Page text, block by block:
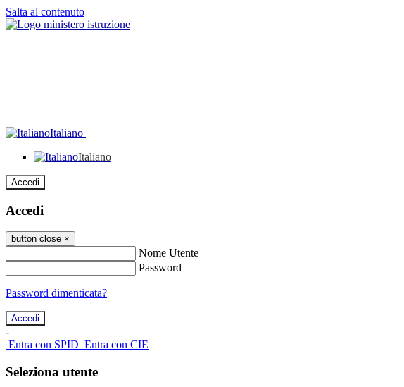
Salta al contenuto
Italiano
Italiano
Accedi
Accedi
button close ×
Nome Utente
Password
Password dimenticata?
-
Entra con SPID Entra con CIE
Seleziona utente